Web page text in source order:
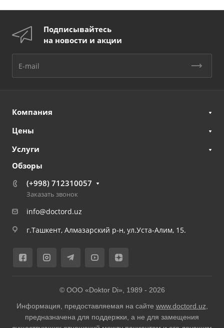
Подписывайтесь
на новости и акции
Компания
Цены
Услуги
Обзоры
(+998) 712310057
Заказать звонок
info@doctord.uz
г.Ташкент, Алмазарский р-н, ул.Уста-Алим, 15.
© ООО «Doktor Di», 1989 - 2026
Информация, предоставляемая на сайте www.doctord.uz
предназначена для поддержки, а не для замещения